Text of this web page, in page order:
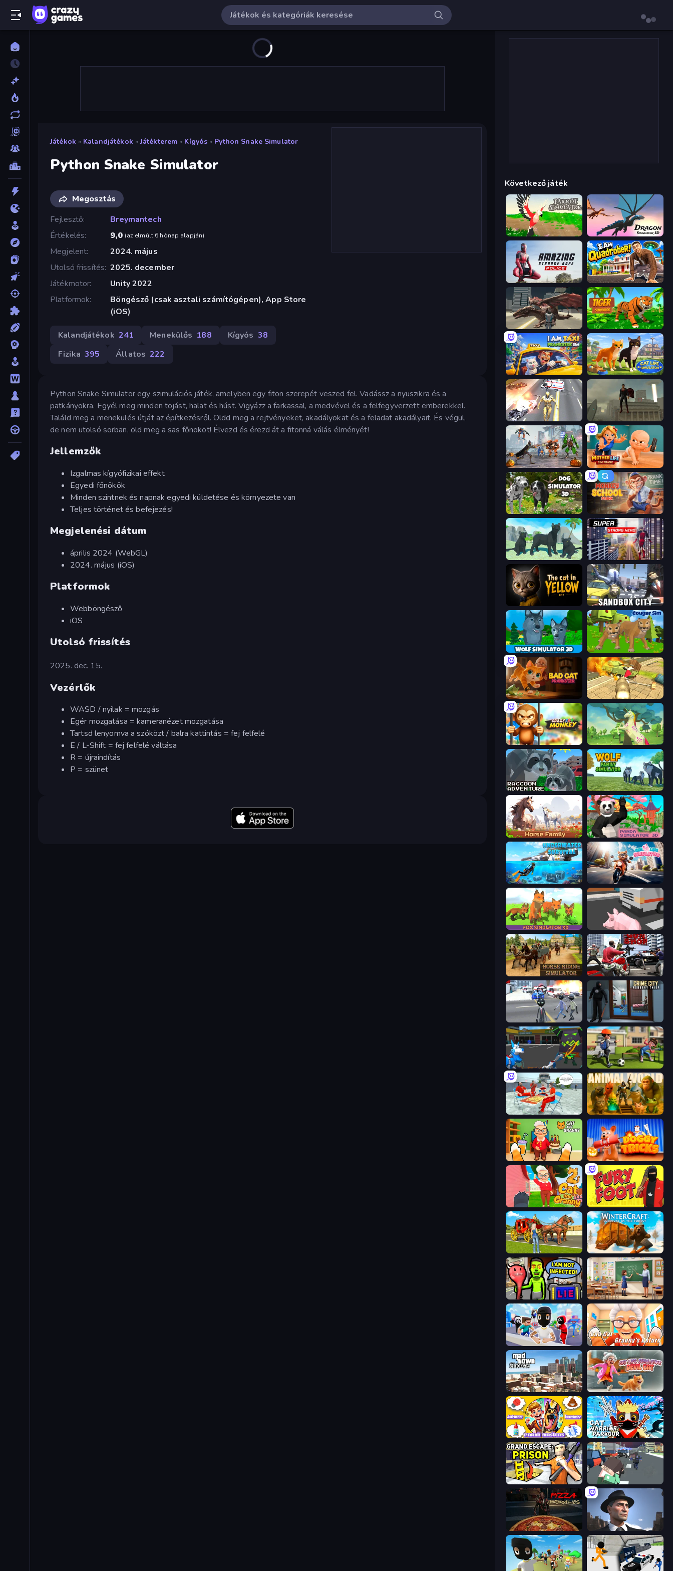
Játékok » Kalandjátékok » Játékterem » Kígyós » Python Snake Simulator
Python Snake Simulator
Megosztás
Fejlesztő
Breymantech
Értékelés
9,0 (az elmúlt 6 hónap alapján)
Megjelent
2024. május
Utolsó frissítés 2025. december
Játékmotor
Unity 2022
Platformok
Böngésző (csak asztali számítógépen), App Store
(iOS)
Kalandjátékok 241 Menekülős 188 Kígyós 38
Fizika 395 Állatos 222
Python Snake Simulator egy szimulációs játék, amelyben egy fiton szerepét veszed fel. Vadássz a nyuszikra és a
patkányokra. Egyél meg minden tojást, halat és húst. Vigyázz a farkassal, a medvével és a felfegyverzett emberekkel.
Találd meg a menekülés útját az építkezésről. Oldd meg a rejtvényeket, akadályokat és a feladat akadályait. És végül,
de nem utolsó sorban, öld meg a sas főnököt! Élvezd és érezd át a fitonná válás élményét!
Jellemzők
Izgalmas kígyófizikai effekt
Egyedi főnökök
Minden szintnek és napnak egyedi küldetése és környezete van
Teljes történet és befejezés!
Megjelenési dátum
április 2024 (WebGL)
2024. május (iOS)
Platformok
Webböngésző
iOS
Utolsó frissítés
2025. dec. 15.
Vezérlők
WASD / nyilak = mozgás
Egér mozgatása = kameranézet mozgatása
Tartsd lenyomva a szóközt / balra kattintás = fej felfelé
E / L-Shift = fej felfelé váltása
R = újraindítás
P = szünet
Következő játék
Parrot Simulator Dragon Simulator 3D
Amazing Strange Rope Police I Am Quadrober!
Dragon Vice City Tiger Simulator 3D
I Am Taxi Prankster Sim Cat Life Simulator 3D
The Superman - Theme is Aliens
Flying Bat Robot Car Transform Game Mother Life Simulator: Prank
Dog Simulator 3D Monkey School Prank
Panther Family Simulator 3D Super Strong Hero
The Cat in Yellow Sandbox City
Wolf Simulator: Wild Animals 3D Cougar Simulator: Big Cats
Bad Cat Prankster Wild Animal Zoo City Simulator
Crazy Zoo Monkey Unicorn Family Simulator Magic World
Raccoon Adventure: City Simulator 3D Wolf Family Simulator
Horse Simulator 3D Panda Simulator 3D
Underwater Survival: Deep Dive Cat Life Simulator
Fox Simulator 3D Crazy Pig Simulator
Horse Riding Simulator Grand Action Simulator: New York
Amazing Crime Strange Stickman
Robot Dog City Simulator The Prank King
Alcatraz Prison Escape Plan Animal World
Cat and Granny Doggy Tricks
Cat and Granny 2 Fury Foot
Horse Cart Transport Taxi Game WinterCraft: Survival in the Forest
I Am Not Infected! High School Teacher Simulator
Bad Cat - Granny's Return
Mad Town Andreas: Mafia Storie Cat Life Simulator: Devil Cat
Johnny n Tommy - Prank Masters Cat Warrior Parkour
Grand Escape: Prison
Pizza Anomalies Downtown 1930s Mafia